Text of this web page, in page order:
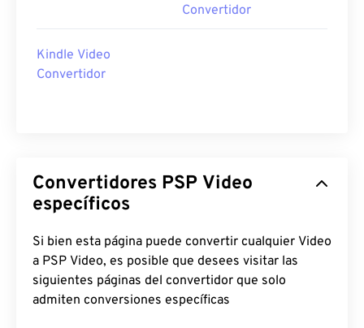
Convertidor
Kindle Video
Convertidor
Convertidores PSP Video
específicos
Si bien esta página puede convertir cualquier Video
a PSP Video, es posible que desees visitar las
siguientes páginas del convertidor que solo
admiten conversiones específicas